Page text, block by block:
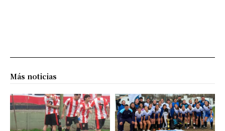
Más noticias